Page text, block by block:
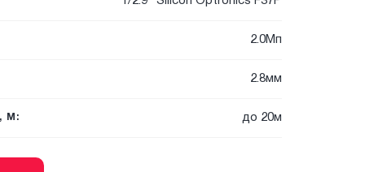
2.0Мп
2.8мм
М: до 20м